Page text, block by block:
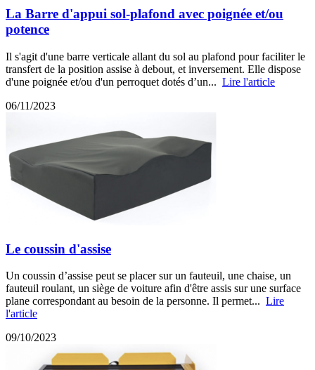
La Barre d'appui sol-plafond avec poignée et/ou
potence
Il s'agit d'une barre verticale allant du sol au plafond pour faciliter le
transfert de la position assise à debout, et inversement. Elle dispose
d'une poignée et/ou d'un perroquet dotés d’un... Lire l'article
06/11/2023
Le coussin d'assise
Un coussin d’assise peut se placer sur un fauteuil, une chaise, un
fauteuil roulant, un siège de voiture afin d'être assis sur une surface
plane correspondant au besoin de la personne. Il permet... Lire
l'article
09/10/2023